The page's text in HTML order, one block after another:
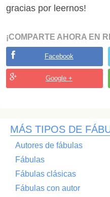
gracias por leernos!
¡COMPARTE AHORA EN
Facebook
Google +
MÁS TIPOS DE
Autores de fábulas
Fábulas
Fábulas clásicas
Fábulas con autor